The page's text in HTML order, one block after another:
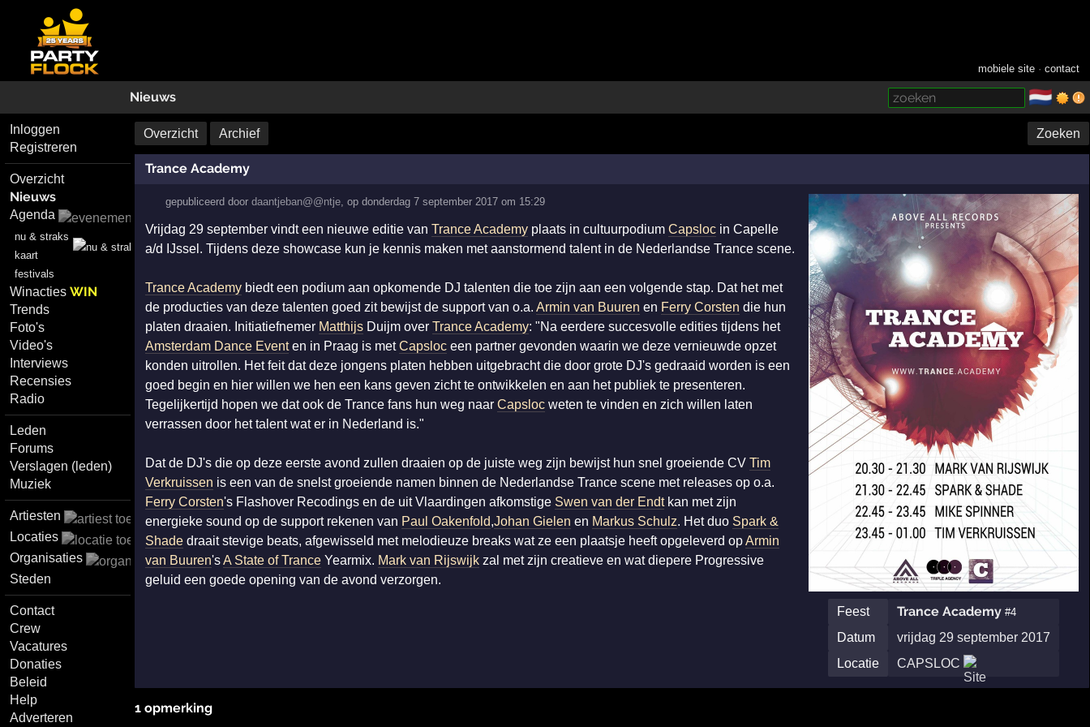
mobiele site ·contact
Nieuws 🇳🇱
Inloggen
Registreren
Overzicht
Nieuws
Agenda
nu & straks
kaart
festivals
WinactiesWIN
Trends
Foto's
Video's
Interviews
Recensies
Radio
Leden
Forums
Verslagen (leden)
Muziek
Artiesten
Locaties
Organisaties
Steden
Contact
Crew
Vacatures
Donaties
Beleid
Help
Adverteren
Overzicht Archief Zoeken
Trance Academy
gepubliceerd doordaantjeban@@ntje, opdonderdag 7 september 2017 om 15:29
Feest Trance Academy #4
Datum
vrijdag 29 september 2017
Locatie
CAPSLOC
Vrijdag 29 september vindt een nieuwe editie van Trance Academyplaats in cultuurpodium Capslocin Capelle
a/d IJssel. Tijdens deze showcase kun je kennis maken met aanstormend talent in de Nederlandse Trance scene.
Trance Academybiedt een podium aan opkomende DJ talenten die toe zijn aan een volgende stap. Dat het met
de producties van deze talenten goed zit bewijst de support van o.a. Armin van Buuren en Ferry Corsten die hun
platen draaien. Initiatiefnemer MatthijsDuijm over Trance Academy: "Na eerdere succesvolle edities tijdens het
Amsterdam Dance Eventen in Praag is metCapsloceen partner gevonden waarin we deze vernieuwde opzet
konden uitrollen. Het feit dat deze jongens platen hebben uitgebracht die door grote DJ's gedraaid worden is een
goed begin en hier willen we hen een kans geven zicht te ontwikkelen en aan het publiek te presenteren.
Tegelijkertijd hopen we dat ook de Trance fans hun weg naar Capslocweten te vinden en zich willen laten
verrassen door het talent wat er in Nederland is."
Dat de DJ's die op deze eerste avond zullen draaien op de juiste weg zijn bewijst hun snel groeiende CV Tim
Verkruissen is een van de snelst groeiende namen binnen de Nederlandse Trance scene met releases op o.a.
Ferry Corsten's Flashover Recodings en de uit Vlaardingen afkomstige Swen van der Endtkan met zijn
energieke sound op de support rekenen van Paul Oakenfold,Johan Gielen en Markus Schulz. Het duo Spark &
Shadedraait stevige beats, afgewisseld met melodieuze breaks wat ze een plaatsje heeft opgeleverd opArmin
van Buuren'sA State of TranceYearmix. Mark van Rijswijkzal met zijn creatieve en wat diepere Progressive
geluid een goede opening van de avond verzorgen.
1 opmerking